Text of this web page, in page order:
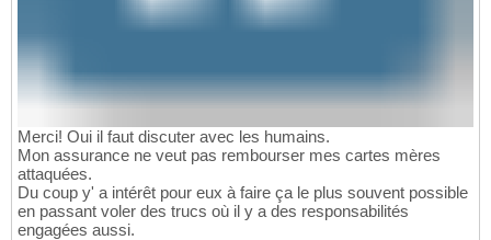
Merci! Oui il faut discuter avec les humains.
Mon assurance ne veut pas rembourser mes cartes mères
attaquées.
Du coup y' a intérêt pour eux à faire ça le plus souvent possible
en passant voler des trucs où il y a des responsabilités
engagées aussi.